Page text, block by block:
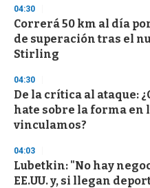
s
e
c
o
n
04:30
Correrá 50 km al día
de superación tras el
Stirling
04:30
De la crítica al ataque:
hate sobre la forma en
vinculamos?
04:03
Lubetkin: "No hay
EE.UU. y, si llegan